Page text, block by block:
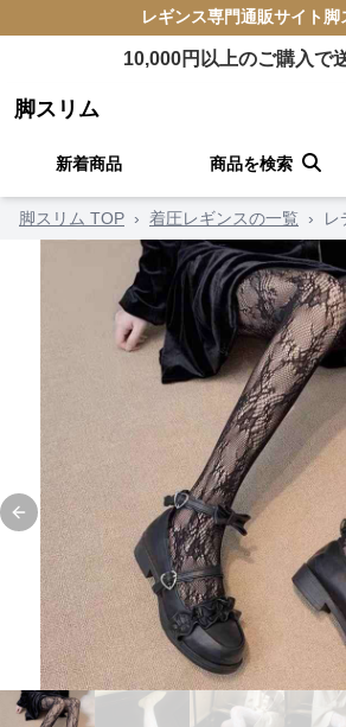
レギンス専門通販サイト 脚
10,000円以上のご購入で
脚スリム
新着商品 商品を検索
脚スリム TOP › 着圧レギンスの一覧 ›
Previous slide